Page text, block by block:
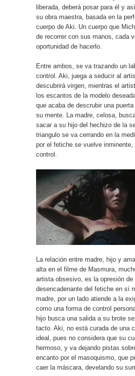
liberada, deberá posar para él y
su obra maestra, basada en la
cuerpo de Aki. Un cuerpo que
de recorrer con sus manos, cada
oportunidad de hacerlo.
Entre ambos, se va trazando un
control. Aki, juega a seducir al
descubrirá virgen, mientras el
los escantos de la modelo
que acaba de descrubir una
su mente. La madre, celosa,
sacar a su hijo del hechizo de la
triangulo se va cerrando en la
por el fetiche se vuelve
control.
La relación entre madre, hijo y
alta en el filme de Masmura,
artista obsesivo, es la opresión de
desencadenante del fetiche en sí
madre, por un lado atiende a la
como una forma de control
hijo busca una salida a su brote
tacto. Aki, no está curada de una
ideal, pues no considera que su
hermoso, y va dejando pistas
encanto por el masoquismo, que
caer la máscara, develando su